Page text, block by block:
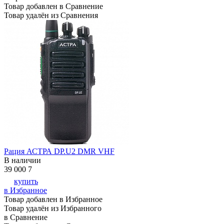
Товар добавлен в Сравнение
Товар удалён из Сравнения
Рация АСТРА DP.U2 DMR VHF
В наличии
39 000 7
купить
в Избранное
Товар добавлен в Избранное
Товар удалён из Избранного
в Сравнение